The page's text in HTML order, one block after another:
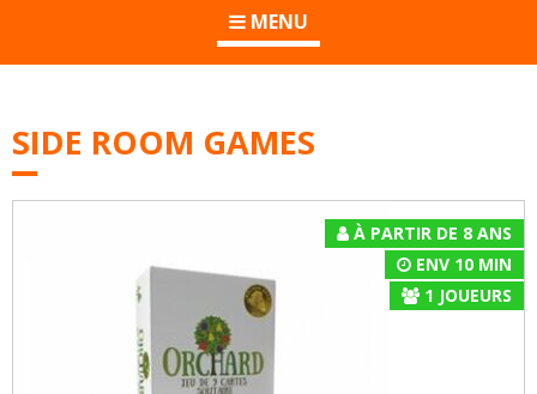
MENU
SIDE ROOM GAMES
À PARTIR DE 8 ANS
ENV 10 MIN
1 JOUEURS